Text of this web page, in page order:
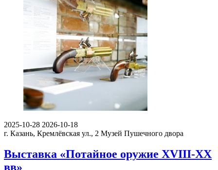
2025-10-28 2026-10-18
г. Казань, Кремлёвская ул., 2 Музей Пушечного двора
Выставка «Потайное оружие XVIII-XX
вв»